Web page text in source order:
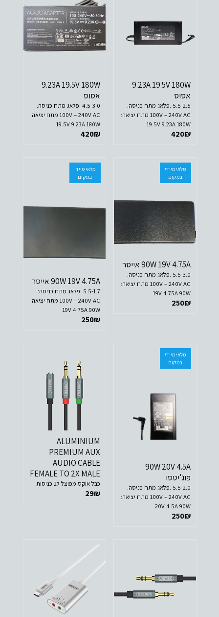
9.23A 19.5V 180W
אסוס
5.5-2.5 :פלאג מתח כניסה:
100V – 240V AC מתח יציאה:
19.5V 9.23A 180W
420₪
9.23A 19.5V 180W
אסוס
4.5-3.0 :פלאג מתח כניסה:
100V – 240V AC מתח יציאה:
19.5V 9.23A 180W
420₪
מלאי מיידי
במקום
90W 19V 4.75A אייסר
5.5-3.0 :פלאג מתח כניסה:
100V – 240V AC מתח יציאה:
19V 4.75A 90W
250₪
מלאי מיידי
במקום
90W 19V 4.75A אייסר
5.5-1.7 :פלאג מתח כניסה:
100V – 240V AC מתח יציאה:
19V 4.75A 90W
250₪
מלאי מיידי
במקום
90W 20V 4.5A
פוג'יטסו
5.5-2.0 :פלאג מתח כניסה:
100V – 240V AC מתח יציאה:
20V 4.5A 90W
250₪
ALUMINIUM
PREMIUM AUX
AUDIO CABLE
FEMALE TO 2X MALE
כבל אוקס מפוצל ל2 כניסות
29₪